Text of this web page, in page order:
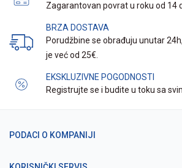
Zagarantovan povrat u roku od 14
BRZA DOSTAVA
Porudžbine se obrađuju unutar
je već od 25€.
EKSKLUZIVNE POGODNOSTI
Registrujte se i budite u toku sa
PODACI O KOMPANIJI